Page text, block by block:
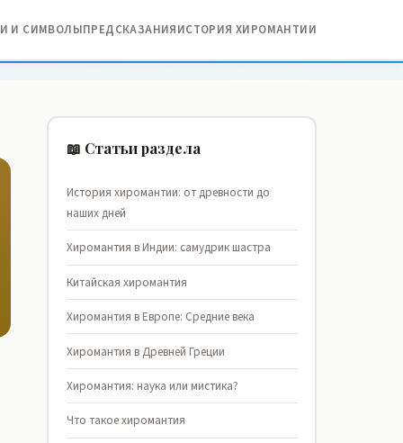
И СИМВОЛЫПРЕДСКАЗАНИЯИСТОРИЯ ХИРОМАНТИИ
📖 Статьи раздела
История хиромантии: от древности до
наших дней
Хиромантия в Индии: самудрик шастра
Китайская хиромантия
Хиромантия в Европе: Средние века
Хиромантия в Древней Греции
Хиромантия: наука или мистика?
Что такое хиромантия